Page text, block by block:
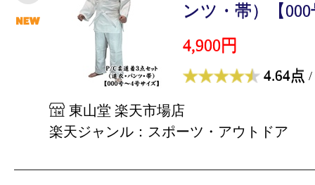
ンツ・帯）【
4,900円
4.64点 /
東山堂 楽天市場店
楽天ジャンル：スポーツ・アウトドア